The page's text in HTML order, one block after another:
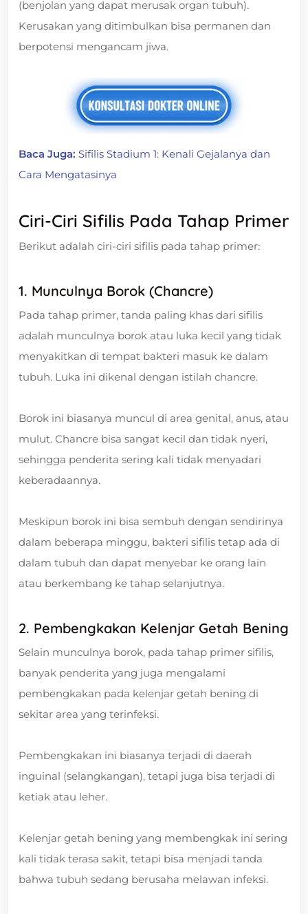
(benjolan yang dapat merusak organ tubuh).
Kerusakan yang ditimbulkan bisa permanen dan
berpotensi mengancam jiwa.
Baca Juga: Sifilis Stadium 1: Kenali Gejalanya dan
Cara Mengatasinya
Ciri-Ciri Sifilis Pada Tahap Primer
Berikut adalah ciri-ciri sifilis pada tahap primer:
1. Munculnya Borok (Chancre)
Pada tahap primer, tanda paling khas dari sifilis
adalah munculnya borok atau luka kecil yang tidak
menyakitkan di tempat bakteri masuk ke dalam
tubuh. Luka ini dikenal dengan istilah chancre.
Borok ini biasanya muncul di area genital, anus, atau
mulut. Chancre bisa sangat kecil dan tidak nyeri,
sehingga penderita sering kali tidak menyadari
keberadaannya.
Meskipun borok ini bisa sembuh dengan sendirinya
dalam beberapa minggu, bakteri sifilis tetap ada di
dalam tubuh dan dapat menyebar ke orang lain
atau berkembang ke tahap selanjutnya.
2. Pembengkakan Kelenjar Getah Bening
Selain munculnya borok, pada tahap primer sifilis,
banyak penderita yang juga mengalami
pembengkakan pada kelenjar getah bening di
sekitar area yang terinfeksi.
Pembengkakan ini biasanya terjadi di daerah
inguinal (selangkangan), tetapi juga bisa terjadi di
ketiak atau leher.
Kelenjar getah bening yang membengkak ini sering
kali tidak terasa sakit, tetapi bisa menjadi tanda
bahwa tubuh sedang berusaha melawan infeksi.